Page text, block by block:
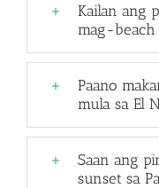
Kailan ang
mag-beach
Paano
mula sa El
Saan ang
sunset sa